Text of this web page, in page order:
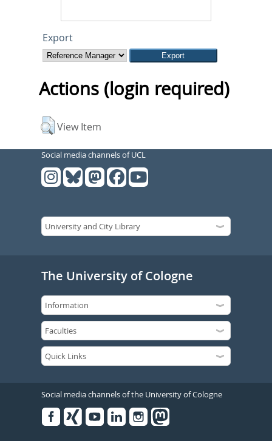
Export
Actions (login required)
View Item
Social media channels of UCL
The University of Cologne
Social media channels of the University of Cologne